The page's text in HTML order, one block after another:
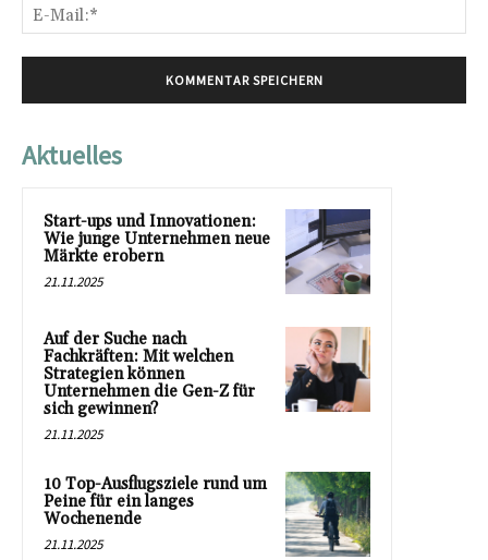
Aktuelles
Start-ups und Innovationen:
Wie junge Unternehmen neue
Märkte erobern
21.11.2025
Auf der Suche nach
Fachkräften: Mit welchen
Strategien können
Unternehmen die Gen-Z für
sich gewinnen?
21.11.2025
10 Top-Ausflugsziele rund um
Peine für ein langes
Wochenende
21.11.2025